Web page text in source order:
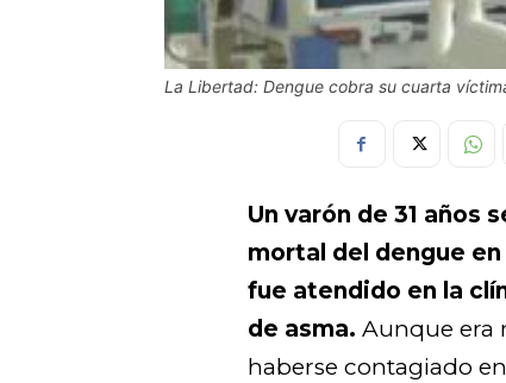
La Libertad: Dengue cobra su cuarta
Un varón de 31 años
mortal del dengue
fue atendido en la
de asma. Aunque era
haberse contagiado